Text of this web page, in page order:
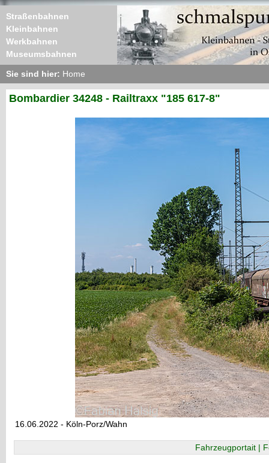
Straßenbahnen
Kleinbahnen
Werkbahnen
Museumsbahnen
Sie sind hier: Home
Bombardier 34248 - Railtraxx "185 617-8"
16.06.2022 - Köln-Porz/Wahn
Fahrzeugportait |